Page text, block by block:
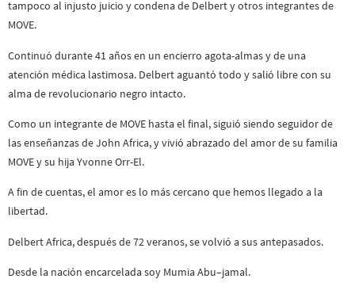
tampoco al injusto juicio y condena de Delbert y otros integrantes de
MOVE.
Continuó durante 41 años en un encierro agota-almas y de una
atención médica lastimosa. Delbert aguantó todo y salió libre con su
alma de revolucionario negro intacto.
Como un integrante de MOVE hasta el final, siguió siendo seguidor de
las enseñanzas de John Africa, y vivió abrazado del amor de su familia
MOVE y su hija Yvonne Orr-El.
A fin de cuentas, el amor es lo más cercano que hemos llegado a la
libertad.
Delbert Africa, después de 72 veranos, se volvió a sus antepasados.
Desde la nación encarcelada soy Mumia Abu–jamal.